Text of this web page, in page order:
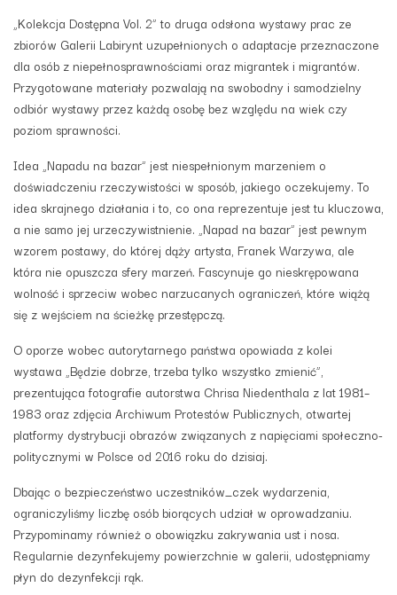
„Kolekcja Dostępna Vol. 2” to druga odsłona wystawy prac ze
zbiorów Galerii Labirynt uzupełnionych o adaptacje przeznaczone
dla osób z niepełnosprawnościami oraz migrantek i migrantów.
Przygotowane materiały pozwalają na swobodny i samodzielny
odbiór wystawy przez każdą osobę bez względu na wiek czy
poziom sprawności.
Idea „Napadu na bazar” jest niespełnionym marzeniem o
doświadczeniu rzeczywistości w sposób, jakiego oczekujemy. To
idea skrajnego działania i to, co ona reprezentuje jest tu kluczowa,
a nie samo jej urzeczywistnienie. „Napad na bazar” jest pewnym
wzorem postawy, do której dąży artysta, Franek Warzywa, ale
która nie opuszcza sfery marzeń. Fascynuje go nieskrępowana
wolność i sprzeciw wobec narzucanych ograniczeń, które wiążą
się z wejściem na ścieżkę przestępczą.
O oporze wobec autorytarnego państwa opowiada z kolei
wystawa „Będzie dobrze, trzeba tylko wszystko zmienić”,
prezentująca fotografie autorstwa Chrisa Niedenthala z lat 1981–
1983 oraz zdjęcia Archiwum Protestów Publicznych, otwartej
platformy dystrybucji obrazów związanych z napięciami społeczno-
politycznymi w Polsce od 2016 roku do dzisiaj.
Dbając o bezpieczeństwo uczestników_czek wydarzenia,
ograniczyliśmy liczbę osób biorących udział w oprowadzaniu.
Przypominamy również o obowiązku zakrywania ust i nosa.
Regularnie dezynfekujemy powierzchnie w galerii, udostępniamy
płyn do dezynfekcji rąk.